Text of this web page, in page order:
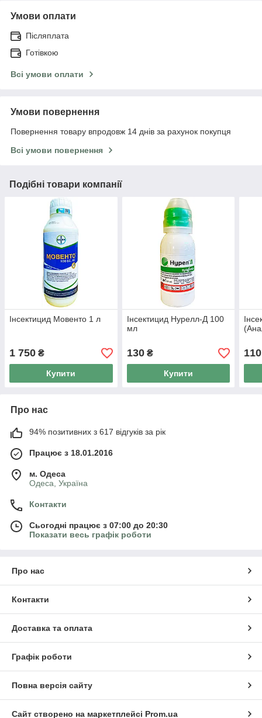
Умови оплати
Післяплата
Готівкою
Всі умови оплати
Умови повернення
Повернення товару впродовж 14 днів за рахунок покупця
Всі умови повернення
Подібні товари компанії
Інсектицид Мовенто 1 л
1 750 ₴
Купити
Інсектицид Нурелл-Д 100
мл
130₴
Купити
110
Про нас
94% позитивних з 617 відгуків за рік
Працює з 18.01.2016
м. Одеса
Одеса, Україна
Контакти
Сьогодні працює з 07:00 до 20:30
Показати весь графік роботи
Про нас
Контакти
Доставка та оплата
Графік роботи
Повна версія сайту
Сайт створено на маркетплейсі Prom.ua